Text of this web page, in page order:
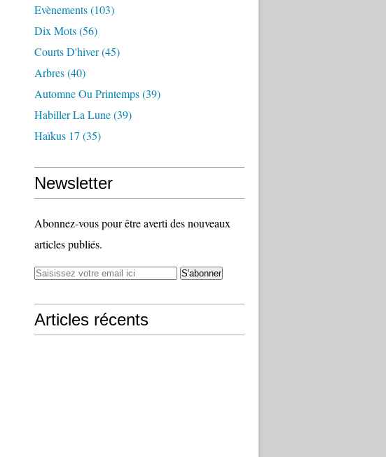
Evènements(103)
Dix Mots(56)
Courts D'hiver(45)
Arbres(40)
Automne Ou Printemps(39)
Habiller La Lune(39)
Haïkus 17 (35)
Newsletter
Abonnez-vous pour être averti des nouveaux
articles publiés.
Articles récents